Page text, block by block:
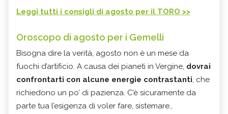
Leggi tutti i consigli di agosto per il TORO >>
Oroscopo di agosto per i Gemelli
Bisogna dire la verità, agosto non è un mese da
fuochi d’artificio. A causa dei pianeti in Vergine, dovrai
confrontarti con alcune energie contrastanti, che
richiedono un po’ di pazienza. C’è sicuramente da
parte tua l’esigenza di voler fare, sistemare…